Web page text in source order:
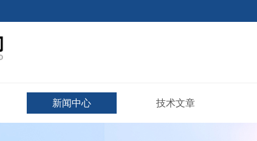
新闻中心 技术文章